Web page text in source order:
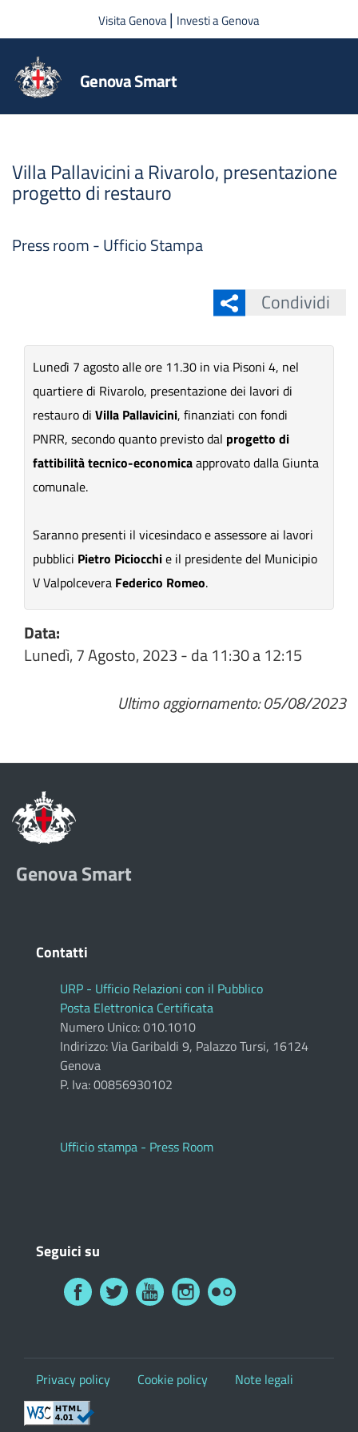
Salta al contenuto principale
Visita Genova| Investi a Genova
Genova Smart
Villa Pallavicini a Rivarolo, presentazione
progetto di restauro
Press room - Ufficio Stampa
Condividi
Lunedì 7 agosto alle ore 11.30 in via Pisoni 4, nel
quartiere di Rivarolo, presentazione dei lavori di
restauro di Villa Pallavicini, finanziati con fondi
PNRR, secondo quanto previsto dal progetto di
fattibilità tecnico-economicaapprovato dalla Giunta
comunale.
Saranno presenti il vicesindaco e assessore ai lavori
pubblici Pietro Piciocchie il presidente del Municipio
V Valpolcevera Federico Romeo.
Data:
Lunedì, 7 Agosto, 2023 -da11:30a12:15
Ultimo aggiornamento: 05/08/2023
Genova Smart
Contatti
URP - Ufficio Relazioni con il Pubblico
Posta Elettronica Certificata
Numero Unico: 010.1010
Indirizzo: Via Garibaldi 9, Palazzo Tursi, 16124
Genova
P. Iva: 00856930102
Ufficio stampa - Press Room
Seguici su
Privacy policy Cookie policy Note legali